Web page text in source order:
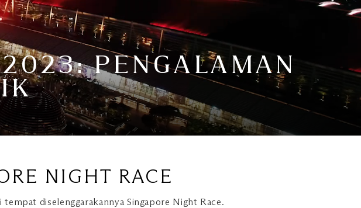
PENGALAMAN
NIGHT RACE
tempat diselenggarakannya Singapore Night Race.